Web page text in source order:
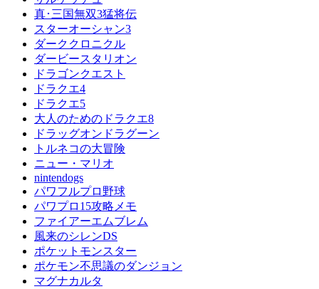
真･三国無双3猛将伝
スターオーシャン3
ダーククロニクル
ダービースタリオン
ドラゴンクエスト
ドラクエ4
ドラクエ5
大人のためのドラクエ8
ドラッグオンドラグーン
トルネコの大冒険
ニュー・マリオ
nintendogs
パワフルプロ野球
パワプロ15攻略メモ
ファイアーエムブレム
風来のシレンDS
ポケットモンスター
ポケモン不思議のダンジョン
マグナカルタ